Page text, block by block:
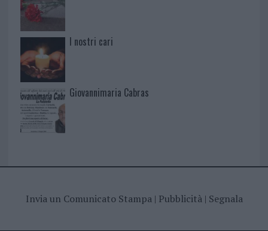
I nostri cari
Giovannimaria Cabras
Invia un Comunicato Stampa| Pubblicità| Segnala